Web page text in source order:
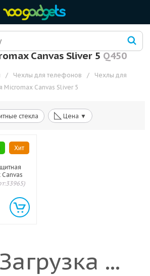
Canvas Sliver 5Q450
/ Чехлы для телефонов /
Чехлы для
Micromax Canvas Sliver 5
стекла ◺ Цена ▼
Хит
Загрузка ...